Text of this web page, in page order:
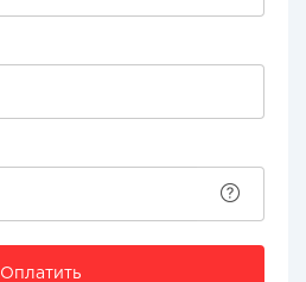
Оплатить